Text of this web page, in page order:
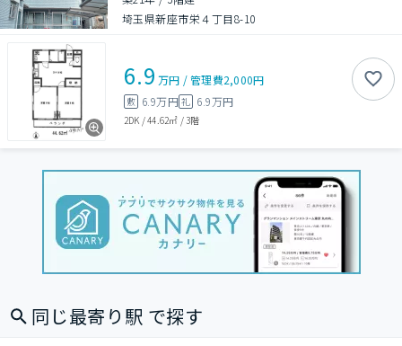
埼玉県新座市栄４丁目8-10
6.9 万円 /管理費2,000円
敷 6.9万円礼 6.9万円
2DK /44.62㎡ /3階
同じ最寄り駅 で探す